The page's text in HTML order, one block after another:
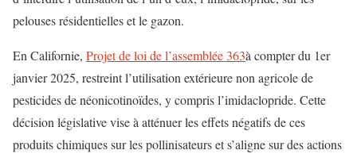
pelouses résidentielles et le gazon.
En Californie, Projet de loi de l’assemblée 363à compter du 1er
janvier 2025, restreint l’utilisation extérieure non agricole de
pesticides de néonicotinoïdes, y compris l’imidaclopride. Cette
décision législative vise à atténuer les effets négatifs de ces
produits chimiques sur les pollinisateurs et s’aligne sur des actions